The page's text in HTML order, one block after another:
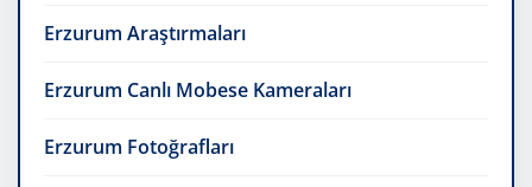
Erzurum Araştırmaları
Erzurum Canlı Mobese Kameraları
Erzurum Fotoğrafları